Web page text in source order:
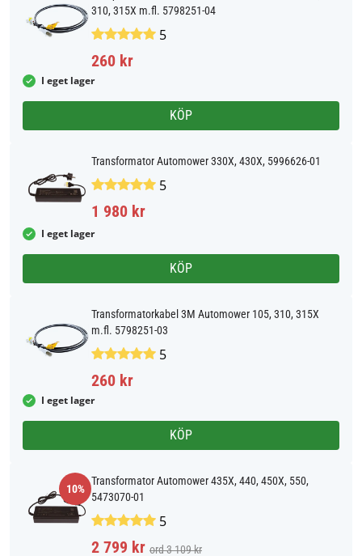
310, 315X m.fl. 5798251-04
5
260 kr
I eget lager
KÖP
Transformator Automower 330X, 430X, 5996626-01
5
1 980 kr
I eget lager
KÖP
Transformatorkabel 3M Automower 105, 310, 315X
m.fl. 5798251-03
5
260 kr
I eget lager
KÖP
10%
Transformator Automower 435X, 440, 450X, 550,
5473070-01
5
2 799 kr ord 3 109 kr